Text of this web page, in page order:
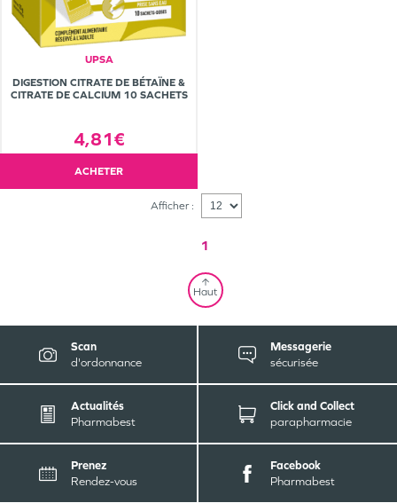
UPSA
DIGESTION CITRATE DE BÉTAÏNE &
CITRATE DE CALCIUM 10 SACHETS
4,81€
ACHETER
Afficher :
1
Haut
Scan
d'ordonnance
Messagerie
sécurisée
Actualités
Pharmabest
Click and Collect
parapharmacie
Prenez
Rendez-vous
Facebook
Pharmabest